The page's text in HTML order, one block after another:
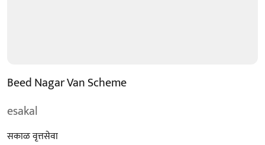
Beed Nagar Van Scheme
esakal
सकाळ वृत्तसेवा